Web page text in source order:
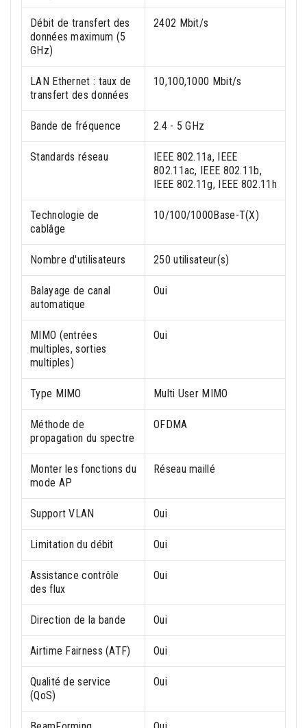
Débit de transfert des
données maximum (5
GHz)
2402 Mbit/s
LAN Ethernet : taux de
transfert des données
10,100,1000 Mbit/s
Bande de fréquence 2.4 - 5 GHz
Standards réseau
IEEE 802.11a, IEEE
802.11ac, IEEE 802.11b,
IEEE 802.11g, IEEE 802.11h
Technologie de
cablâge
10/100/1000Base-T(X)
Nombre d'utilisateurs 250 utilisateur(s)
Balayage de canal
automatique
Oui
MIMO (entrées
multiples, sorties
multiples)
Oui
Type MIMO Multi User MIMO
Méthode de
propagation du spectre
OFDMA
Monter les fonctions du
mode AP
Réseau maillé
Support VLAN Oui
Limitation du débit Oui
Assistance contrôle
des flux
Oui
Direction de la bande Oui
Airtime Fairness (ATF) Oui
Qualité de service
(QoS)
Oui